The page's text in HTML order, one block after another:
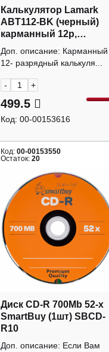
Калькулятор Lamark
ABT112-BK (черный)
карманный 12р,
крышка
Доп. описание: Карманный
12- разрядный калькуля...
- +
499.5
Код: 00-00153616
Код: 00-00153550
Остаток: 20
Диск CD-R 700Mb 52-х
SmartBuy (1шт) SBCD-
R10
Доп. описание: Если Вам